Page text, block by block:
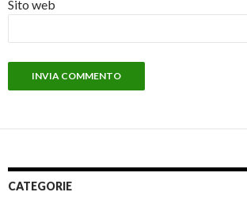
Sito web
CATEGORIE